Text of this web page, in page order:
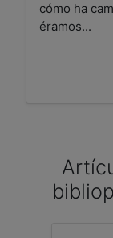
cómo ha
éramos...